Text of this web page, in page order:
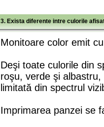
3. Exista diferente intre culorile
Monitoare color emit
Deşi toate culorile din
roşu, verde şi
limitată din spectrul
Imprimarea panzei se